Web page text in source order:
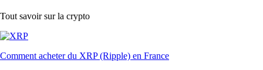
Tout savoir sur la crypto
Comment acheter du XRP (Ripple) en France